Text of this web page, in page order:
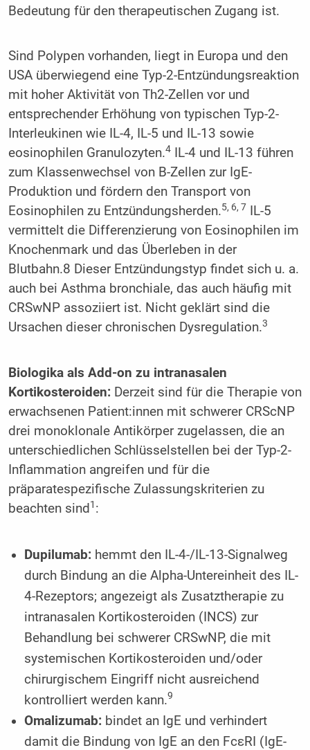
Bedeutung für den therapeutischen Zugang ist.
Sind Polypen vorhanden, liegt in Europa und den
USA überwiegend eine Typ-2-Entzündungsreaktion
mit hoher Aktivität von Th2-Zellen vor und
entsprechender Erhöhung von typischen Typ-2-
Interleukinen wie IL-4, IL-5 und IL-13 sowie
eosinophilen Granulozyten.4IL-4 und IL-13 führen
zum Klassenwechsel von B-Zellen zur IgE-
Produktion und fördern den Transport von
Eosinophilen zu Entzündungsherden.5, 6, 7
IL-5
vermittelt die Differenzierung von Eosinophilen im
Knochenmark und das Überleben in der
Blutbahn.8 Dieser Entzündungstyp findet sich u. a.
auch bei Asthma bronchiale, das auch häufig mit
CRSwNP assoziiert ist. Nicht geklärt sind die
Ursachen dieser chronischen Dysregulation.3
Biologika als Add-on zu intranasalen
Kortikosteroiden:Derzeit sind für die Therapie von
erwachsenen Patient:innen mit schwerer CRScNP
drei monoklonale Antikörper zugelassen, die an
unterschiedlichen Schlüsselstellen bei der Typ-2-
Inflammation angreifen und für die
präparatespezifische Zulassungskriterien zu
beachten sind 1 :
Dupilumab: hemmt den IL-4-/IL-13-Signalweg
durch Bindung an die Alpha-Untereinheit des IL-
4-Rezeptors; angezeigt als Zusatztherapie zu
intranasalen Kortikosteroiden (INCS) zur
Behandlung bei schwerer CRSwNP, die mit
systemischen Kortikosteroiden und/oder
chirurgischem Eingriff nicht ausreichend
kontrolliert werden kann.9
Omalizumab: bindet an IgE und verhindert
damit die Bindung von IgE an den FcεRI (IgE-